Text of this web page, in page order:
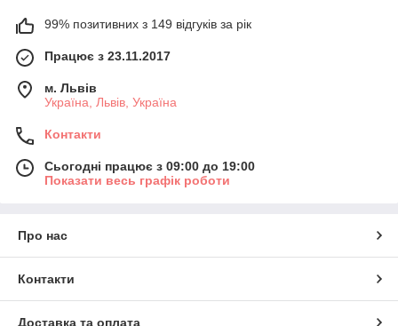
99% позитивних з 149 відгуків за рік
Працює з 23.11.2017
м. Львів
Україна, Львів, Україна
Контакти
Сьогодні працює з 09:00 до 19:00
Показати весь графік роботи
Про нас
Контакти
Доставка та оплата